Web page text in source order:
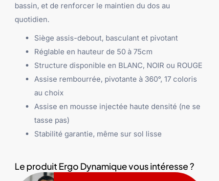
bassin, et de renforcer le maintien du dos au
quotidien.
Siège assis-debout, basculant et pivotant
Réglable en hauteur de 50 à 75cm
Structure disponible en BLANC, NOIR ou ROUGE
Assise rembourrée, pivotante à 360°, 17 coloris
au choix
Assise en mousse injectée haute densité (ne se
tasse pas)
Stabilité garantie, même sur sol lisse
Le produit Ergo Dynamique vous intéresse ?